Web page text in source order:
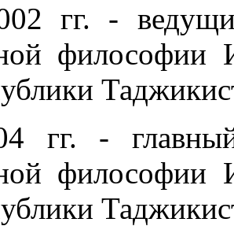
гг. -
философии
гг. -
философии